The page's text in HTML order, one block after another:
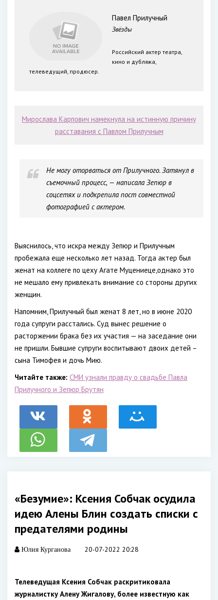
Павел Прилучный
Звёзды
Российский актер театра,
кино и дубляжа,
телеведущий, продюсер.
Мирослава Карпович намекнула на истинную причину
расставания с Павлом Прилучным
Не могу оторваться от Прилучного. Затянул в
съемочный процесс, — написала Зепюр в
соцсетях и подкрепила пост совместной
фотографией с актером.
Выяснилось, что искра между Зепюр и Прилучным
пробежала еще несколько лет назад. Тогда актер был
женат на коллеге по цеху Агате Муцениеце,однако это
не мешало ему привлекать внимание со стороны других
женщин.
Напомним, Прилучный был женат 8 лет, но в июне 2020
года супруги расстались. Суд вынес решение о
расторжении брака без их участия — на заседание они
не пришли. Бывшие супруги воспитывают двоих детей –
сына Тимофея и дочь Мию.
Читайте также: СМИ узнали правду о свадьбе Павла
Прилучного и Зепюр Брутян
«Безумие»: Ксения Собчак осудила
идею Алены Блин создать списки с
предателями родины
Юлия Курганова 20-07-2022 20:28
Телеведущая Ксения Собчак раскритиковала
журналистку Алену Жигалову, более известную как